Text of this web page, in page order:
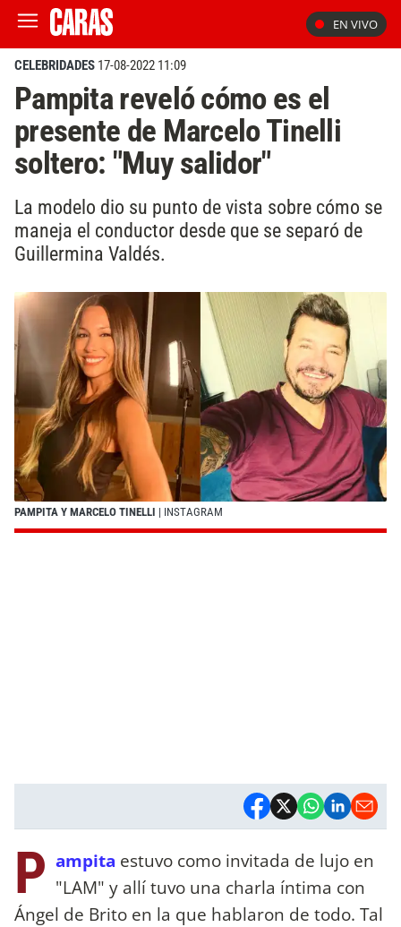
EN VIVO
CELEBRIDADES 17-08-2022 11:09
Pampita reveló cómo es el
presente de Marcelo Tinelli
soltero: "Muy salidor"
La modelo dio su punto de vista sobre cómo se
maneja el conductor desde que se separó de
Guillermina Valdés.
PAMPITA Y MARCELO TINELLI | INSTAGRAM
P ampita estuvo como invitada de lujo en
"LAM" y allí tuvo una charla íntima con
Ángel de Brito en la que hablaron de todo. Tal